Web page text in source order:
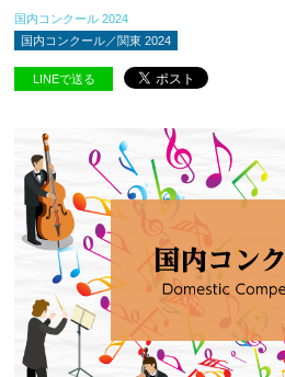
国内コンクール 2024
国内コンクール／関東 2024
LINEで送る